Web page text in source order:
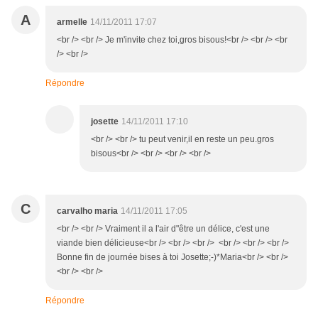
A armelle 14/11/2011 17:07
<br /> <br /> Je m'invite chez toi,gros bisous!<br /> <br /> <br
/> <br />
Répondre
josette 14/11/2011 17:10
<br /> <br /> tu peut venir,il en reste un peu.gros
bisous<br /> <br /> <br /> <br />
C carvalho maria 14/11/2011 17:05
<br /> <br /> Vraiment il a l'air d"être un délice, c'est une
viande bien délicieuse<br /> <br /> <br /> <br /> <br /> <br />
Bonne fin de journée bises à toi Josette;-)*Maria<br /> <br />
<br /> <br />
Répondre